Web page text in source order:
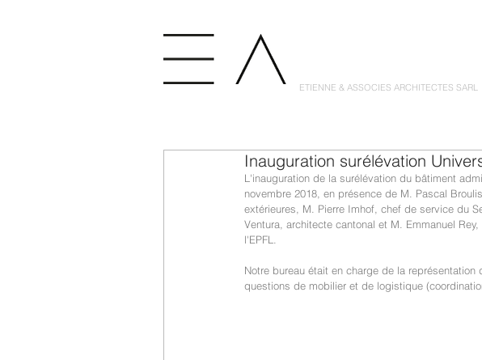
ETIENNE & ASSOCIES ARCHITECTES SARL
Inauguration surélévation
L'inauguration de la surélévation du bâtiment
novembre 2018, en présence de M. Pascal
extérieures, M. Pierre Imhof, chef de service du
Ventura, architecte cantonal et M. Emmanuel
l'EPFL.
Notre bureau était en charge de la
questions de mobilier et de logistique